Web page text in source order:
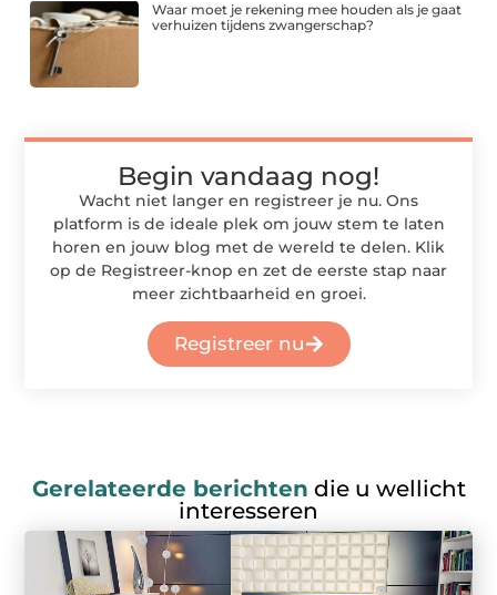
Waar moet je rekening mee houden als je gaat
verhuizen tijdens zwangerschap?
Begin vandaag nog!
Wacht niet langer en registreer je nu. Ons
platform is de ideale plek om jouw stem te laten
horen en jouw blog met de wereld te delen. Klik
op de Registreer-knop en zet de eerste stap naar
meer zichtbaarheid en groei.
Registreer nu
Gerelateerde berichten die u wellicht
interesseren